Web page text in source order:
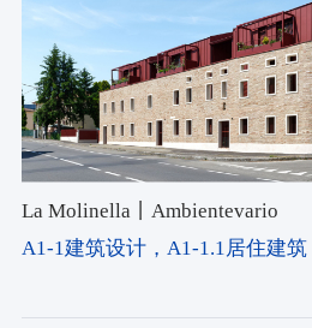
La Molinella丨Ambientevario
A1-1建筑设计，A1-1.1居住建筑